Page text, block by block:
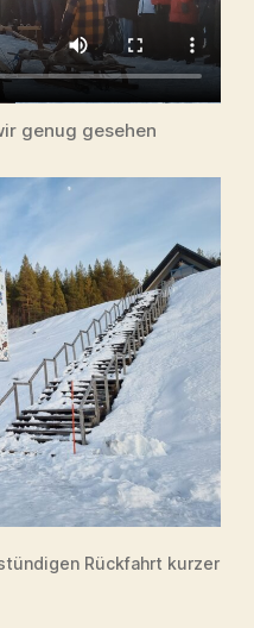
genug gesehen
Rückfahrt kurzer